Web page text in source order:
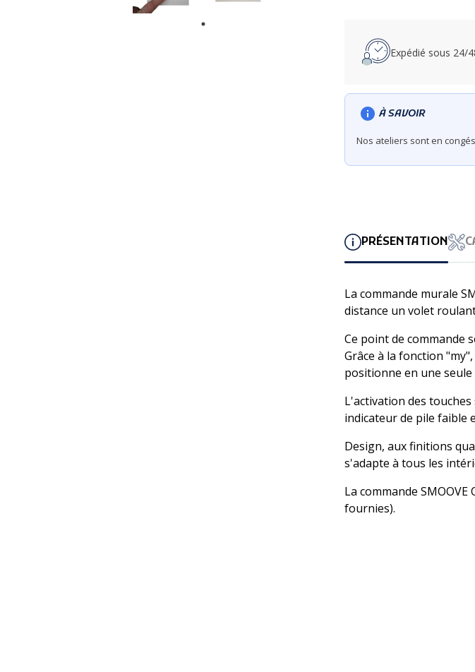
Expédié sous 24/
À SAVOIR
Nos ateliers sont en
PRÉSENTATION
La commande murale
distance un volet
Ce point de commande
Grâce à la fonction
positionne en une
L'activation des
indicateur de pile faible
Design, aux finitions
s'adapte à tous les
La commande
fournies).